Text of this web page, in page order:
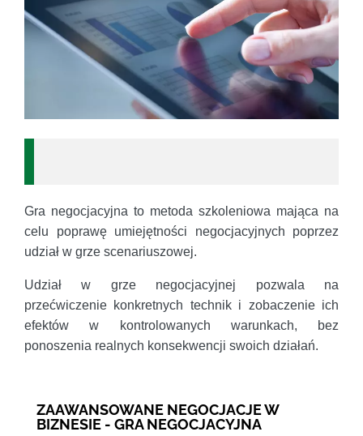
Gra negocjacyjna to metoda szkoleniowa mająca na
celu poprawę umiejętności negocjacyjnych poprzez
udział w grze scenariuszowej.
Udział w grze negocjacyjnej pozwala na
przećwiczenie konkretnych technik i zobaczenie ich
efektów w kontrolowanych warunkach, bez
ponoszenia realnych konsekwencji swoich działań.
ZAAWANSOWANE NEGOCJACJE W
BIZNESIE - GRA NEGOCJACYJNA